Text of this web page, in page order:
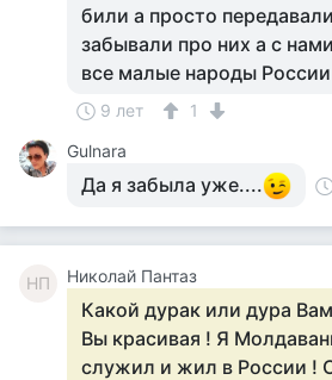
били а просто
забывали про них а с
все малые народы России
9 лет
1
Gulnara
Да я забыла уже....
НП Николай Пантаз
Какой дурак или дура
Вы красивая ! Я
служил и жил в России !